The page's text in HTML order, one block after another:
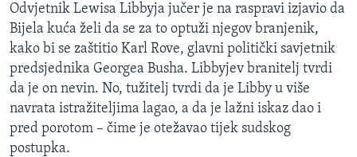
ŽENSKA STRANA
IZBJEGLIČKA STRANA
MAGAZIN
O GLASU AMERIKE
Learning English
Odvjetnik Lewisa Libbyja jučer je na raspravi izjavio da
Bijela kuća želi da se za to optuži njegov branjenik,
kako bi se zaštitio Karl Rove, glavni politički savjetnik
predsjednika Georgea Busha. Libbyjev branitelj tvrdi
da je on nevin. No, tužitelj tvrdi da je Libby u više
navrata istražiteljima lagao, a da je lažni iskaz dao i
pred porotom – čime je otežavao tijek sudskog
postupka.